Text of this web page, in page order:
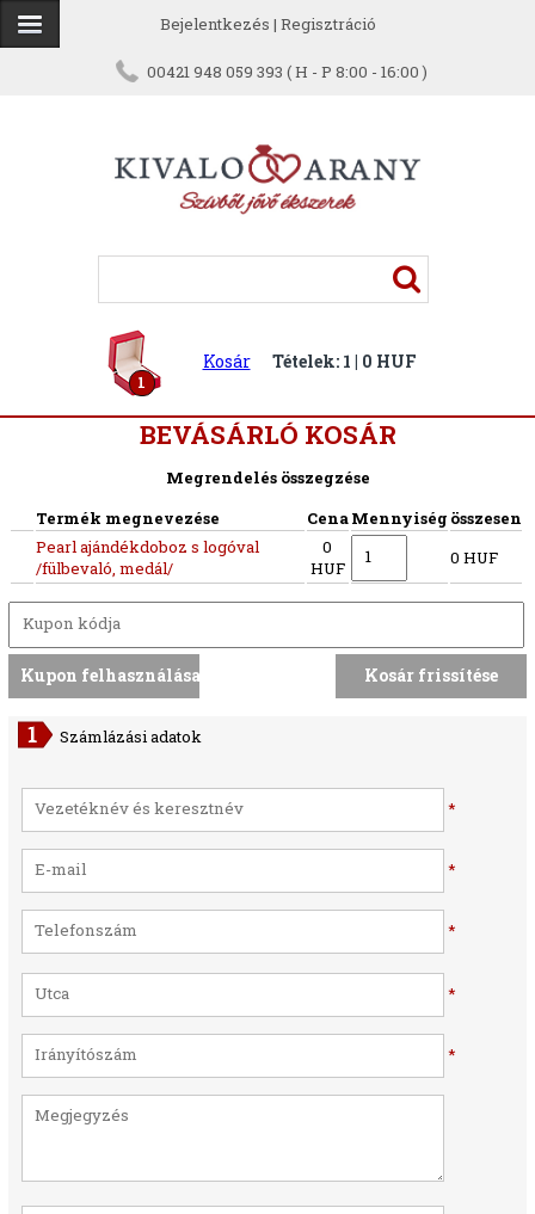
Bejelentkezés | Regisztráció
00421 948 059 393 ( H - P 8:00 - 16:00 )
1
Kosár Tételek: 1 | 0 HUF
BEVÁSÁRLÓ KOSÁR
Megrendelés összegzése
Termék megnevezése
CenaMennyiség összesen
Pearl ajándékdoboz s logóval
/fülbevaló, medál/
0
HUF
0 HUF
Számlázási adatok
*
*
*
*
*